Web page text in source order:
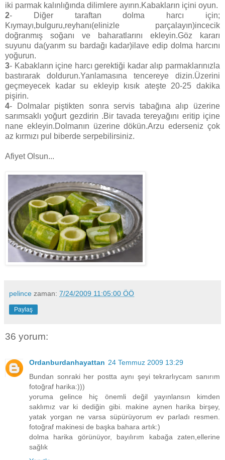
iki parmak kalınlığında dilimlere ayırın.Kabakların içini oyun.
2- Diğer taraftan dolma harcı için;
Kıymayı,bulguru,reyhanı(elinizle parçalayın)incecik
doğranmış soğanı ve baharatlarını ekleyin.Göz kararı
suyunu da(yarım su bardağı kadar)ilave edip dolma harcını
yoğurun.
3- Kabakların içine harcı gerektiği kadar alıp parmaklarınızla
bastırarak doldurun.Yanlamasına tencereye dizin.Üzerini
geçmeyecek kadar su ekleyip kısık ateşte 20-25 dakika
pişirin.
4- Dolmalar piştikten sonra servis tabağına alıp üzerine
sarımsaklı yoğurt gezdirin .Bir tavada tereyağını eritip içine
nane ekleyin.Dolmanın üzerine dökün.Arzu ederseniz çok
az kırmızı pul biberde serpebilirsiniz.
Afiyet Olsun...
pelince zaman: 7/24/2009 11:05:00 ÖÖ
Paylaş
36 yorum:
Ordanburdanhayattan 24 Temmuz 2009 13:29
Bundan sonraki her postta aynı şeyi tekrarlıycam sanırım
fotoğraf harika:)))
yoruma gelince hiç önemli değil yayınlansın kimden
saklımız var ki dediğin gibi. makine aynen harika birşey,
yatak yorgan ne varsa süpürüyorum ev parladı resmen.
fotoğraf makinesi de başka bahara artık:)
dolma harika görünüyor, bayılırım kabağa zaten,ellerine
sağlık